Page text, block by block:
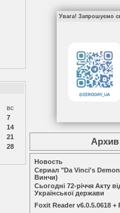
вс
7
14
21
28
Увага! Запрошуємо
Архив
Новость
Сериал "Da Vinci's
Винчи)
Сьогодні 72-річчя Акту
Української держави
Foxit Reader v6.0.5.0618 +